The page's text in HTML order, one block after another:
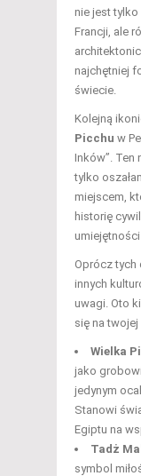
nie jest
Francji, ale
najchętniej
świecie.
Kolejną
Picchu w
Inków”. Ten
tylko
miejscem,
historię
Oprócz tych
innych
uwagi. Oto
się na twojej
Wielka
jako
jedynym
Stanowi
Egiptu na
Tadż
symbol